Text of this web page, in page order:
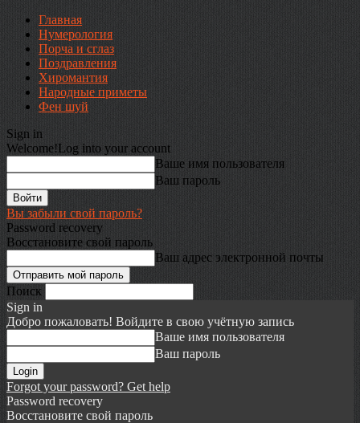
Главная
Нумерология
Порча и сглаз
Поздравления
Хиромантия
Народные приметы
Фен шуй
Sign in
Welcome!Log into your account
Ваше имя пользователя
Ваш пароль
Вы забыли свой пароль?
Password recovery
Восстановите свой пароль
Ваш адрес электронной почты
Поиск
Sign in
Добро пожаловать! Войдите в свою учётную запись
Ваше имя пользователя
Ваш пароль
Forgot your password? Get help
Password recovery
Восстановите свой пароль